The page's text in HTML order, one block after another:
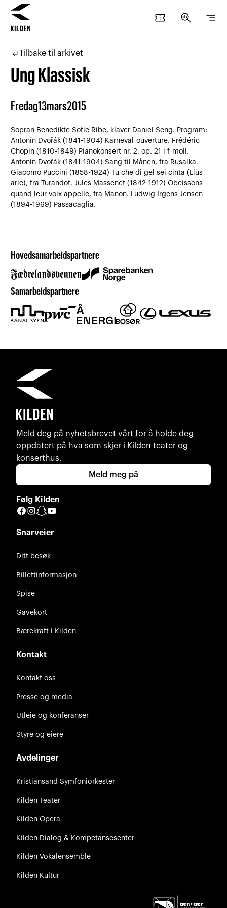
confirmation_number search_insights segment
subdirectory_arrow_leftTilbake til arkivet
Ung Klassisk
Fredag13mars2015
Sopran Benedikte Sofie Ribe, klaver Daniel Seng. Program:
Antonín Dvořák (1841-1904) Karneval-ouverture. Frédéric
Chopin (1810-1849) Pianokonsert nr. 2, op. 21 i f-moll.
Antonín Dvořák (1841-1904) Sang til Månen, fra Rusalka.
Giacomo Puccini (1858-1924) Tu che di gel sei cinta (Liùs
arie), fra Turandot. Jules Massenet (1842-1912) Obeissons
quand leur voix appelle, fra Manon. Ludwig Irgens Jensen
(1894-1969) Passacaglia.
Hovedsamarbeidspartnere
Samarbeidspartnere
Meld deg på nyhetsbrevet vårt for å holde deg
oppdatert på hva som skjer i Kilden teater og
konserthus.
Meld meg på
Følg Kilden
Facebook
Instagram
Snapchat
Snarveier
Ditt besøk
Billettinformasjon
Spise
Gavekort
Bærekraft i Kilden
Kontakt
Kontakt oss
Presse og media
Utleie og konferanser
Styre og eiere
Avdelinger
Kristiansand Symfoniorkester
Kilden Teater
Kilden Opera
Kilden Dialog & Kompetansesenter
Kilden Vokalensemble
Kilden Kultur